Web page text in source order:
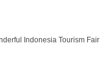
Indonesia Tourism Fair